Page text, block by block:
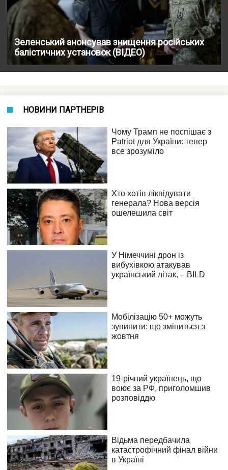
Зеленський анонсував знищення російських
балістичних установок (ВІДЕО)
НОВИНИ ПАРТНЕРІВ